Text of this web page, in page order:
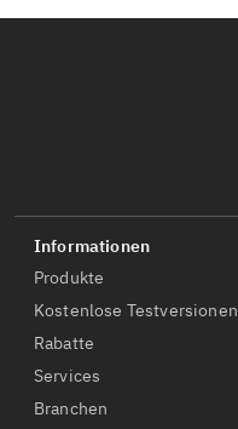
Produkte
Kostenlose Testversionen
Rabatte
Services
Branchen